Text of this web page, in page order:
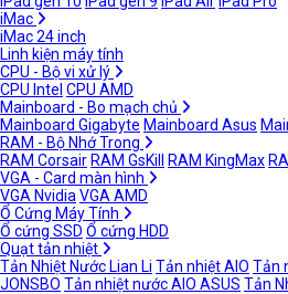
iMac
iMac 24 inch
Linh kiện máy tính
CPU - Bộ vi xử lý
CPU Intel CPU AMD
Mainboard - Bo mạch chủ
Mainboard Gigabyte Mainboard Asus
RAM - Bộ Nhớ Trong
RAM Corsair RAM GsKill RAM KingMax
VGA - Card màn hình
VGA Nvidia VGA AMD
Ổ Cứng Máy Tính
Ổ cứng SSD Ổ cứng HDD
Quạt tản nhiệt
Tản Nhiệt Nước Lian Li Tản nhiệt AIO Tản
JONSBO Tản nhiệt nước AIO ASUS Tản